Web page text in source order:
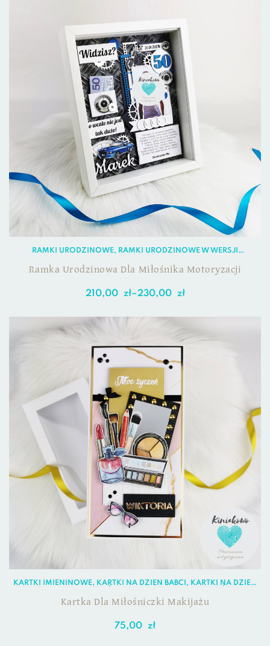
RAMKI URODZINOWE, RAMKI URODZINOWE W WERSJI
Ramka Urodzinowa Dla Miłośnika Motoryzacji
210,00 zł–230,00 zł
KARTKI IMIENINOWE, KARTKI NA DZIEŃ BABCI , KARTKI NA DZIEŃ
KARTKI URODZINOWE
Kartka Dla Miłośniczki Makijażu
75,00 zł